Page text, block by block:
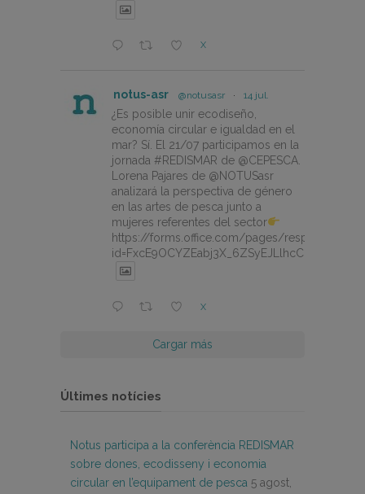
X
notus-asr @notusasr · 14 jul.
¿Es posible unir ecodiseño,
economía circular e igualdad en el
mar? Sí. El 21/07 participamos en la
jornada #REDISMAR de @CEPESCA.
Lorena Pajares de @NOTUSasr
analizará la perspectiva de género
en las artes de pesca junto a
mujeres referentes del sector
https://forms.office.com/pages/
X
Cargar más
Últimes notícies
Notus participa a la conferència REDISMAR
sobre dones, ecodisseny i economia
circular en l’equipament de pesca 5 agost,